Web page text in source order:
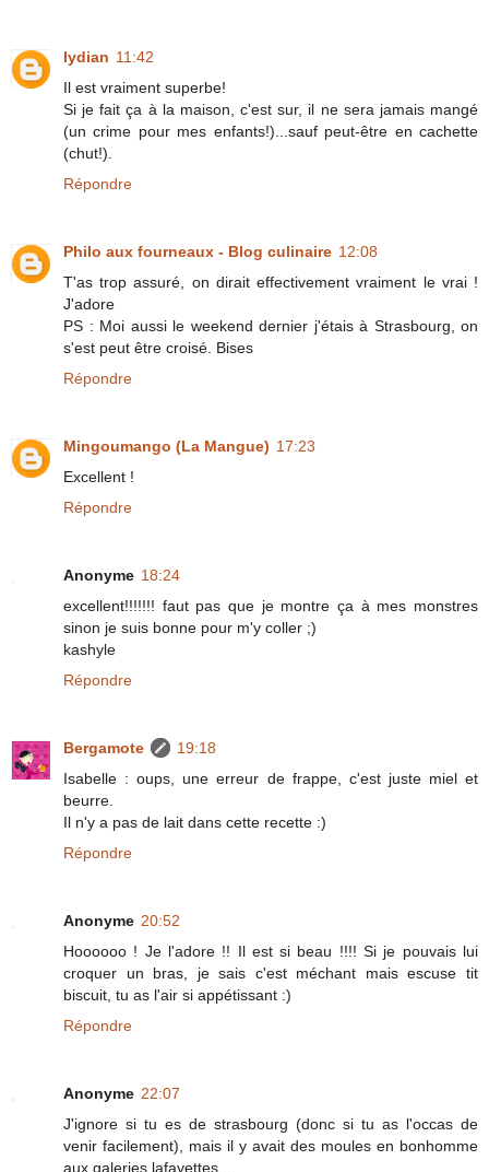
lydian 11:42
Il est vraiment superbe!
Si je fait ça à la maison, c'est sur, il ne sera jamais mangé
(un crime pour mes enfants!)...sauf peut-être en cachette
(chut!).
Répondre
Philo aux fourneaux - Blog culinaire 12:08
T'as trop assuré, on dirait effectivement vraiment le vrai !
J'adore
PS : Moi aussi le weekend dernier j'étais à Strasbourg, on
s'est peut être croisé. Bises
Répondre
Mingoumango (La Mangue) 17:23
Excellent !
Répondre
Anonyme 18:24
excellent!!!!!!! faut pas que je montre ça à mes monstres
sinon je suis bonne pour m'y coller ;)
kashyle
Répondre
Bergamote
19:18
Isabelle : oups, une erreur de frappe, c'est juste miel et
beurre.
Il n'y a pas de lait dans cette recette :)
Répondre
Anonyme 20:52
Hoooooo ! Je l'adore !! Il est si beau !!!! Si je pouvais lui
croquer un bras, je sais c'est méchant mais escuse tit
biscuit, tu as l'air si appétissant :)
Répondre
Anonyme 22:07
J'ignore si tu es de strasbourg (donc si tu as l'occas de
venir facilement), mais il y avait des moules en bonhomme
aux galeries lafayettes....